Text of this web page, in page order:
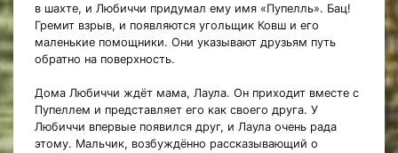
в шахте, и Любиччи придумал ему имя «Пупелль». Бац!
Гремит взрыв, и появляются угольщик Ковш и его
маленькие помощники. Они указывают друзьям путь
обратно на поверхность.
Дома Любиччи ждёт мама, Лаула. Он приходит вместе с
Пупеллем и представляет его как своего друга. У
Любиччи впервые появился друг, и Лаула очень рада
этому. Мальчик, возбуждённо рассказывающий о